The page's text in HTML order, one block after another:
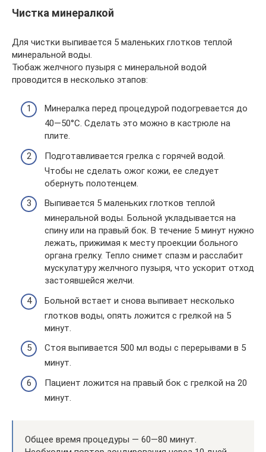
Чистка минералкой
Для чистки выпивается 5 маленьких глотков теплой
минеральной воды.
Тюбаж желчного пузыря с минеральной водой
проводится в несколько этапов:
Минералка перед процедурой подогревается до
40—50°С. Сделать это можно в кастрюле на
плите.
Подготавливается грелка с горячей водой.
Чтобы не сделать ожог кожи, ее следует
обернуть полотенцем.
Выпивается 5 маленьких глотков теплой
минеральной воды. Больной укладывается на
спину или на правый бок. В течение 5 минут нужно
лежать, прижимая к месту проекции больного
органа грелку. Тепло снимет спазм и расслабит
мускулатуру желчного пузыря, что ускорит отход
застоявшейся желчи.
Больной встает и снова выпивает несколько
глотков воды, опять ложится с грелкой на 5
минут.
Стоя выпивается 500 мл воды с перерывами в 5
минут.
Пациент ложится на правый бок с грелкой на 20
минут.
Общее время процедуры — 60—80 минут.